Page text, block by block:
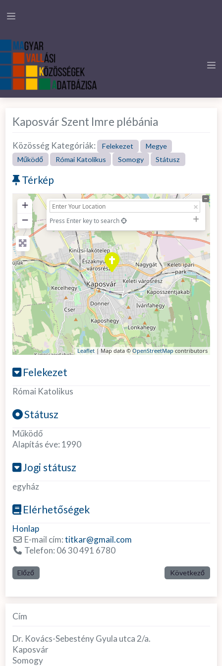
Kaposvár Szent Imre plébánia
Közösség Kategóriák: Felekezet
Megye
Működő
Római Katolikus Somogy Státusz
Térkép
+
−
Press Enter key to search
Leaflet| Map data ©OpenStreetMapcontributors
Felekezet
Római Katolikus
Státusz
Működő
Alapítás éve: 1990
Jogi státusz
egyház
Elérhetőségek
Honlap
E-mail cím:titkar@gmail.com
Telefon: 06 30 491 6780
Előző Következő
Cím
Dr. Kovács-Sebestény Gyula utca 2/a.
Kaposvár
Somogy